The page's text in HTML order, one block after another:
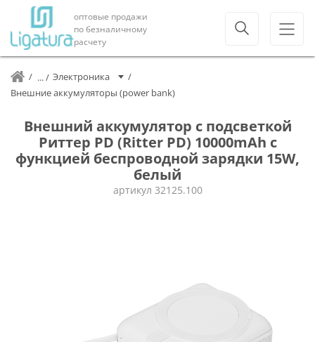
оптовые продажи
по безналичному
расчету
Электроника
Внешние аккумуляторы (power bank)
Внешний аккумулятор с подсветкой
Риттер PD (Ritter PD) 10000mAh с
функцией беспроводной зарядки 15W,
белый
артикул 32125.100